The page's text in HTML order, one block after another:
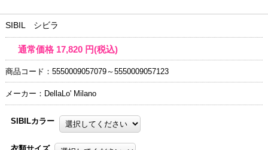
SIBIL シビラ
通常価格 17,820円(税込)
商品コード：5550009057079～5550009057123
メーカー：DellaLo' Milano
SIBILカラー